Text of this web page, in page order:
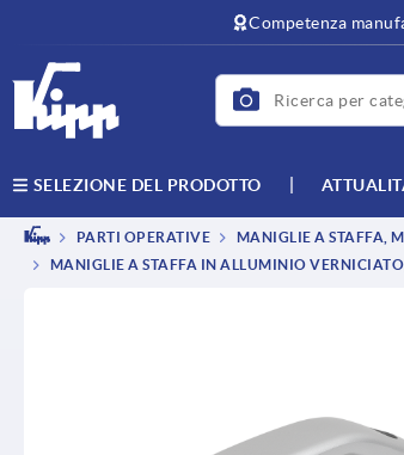
Competenza
SELEZIONE DEL PRODOTTO
PARTI OPERATIVE MANIGLIE A STAFFA,
MANIGLIE A STAFFA IN ALLUMINIO